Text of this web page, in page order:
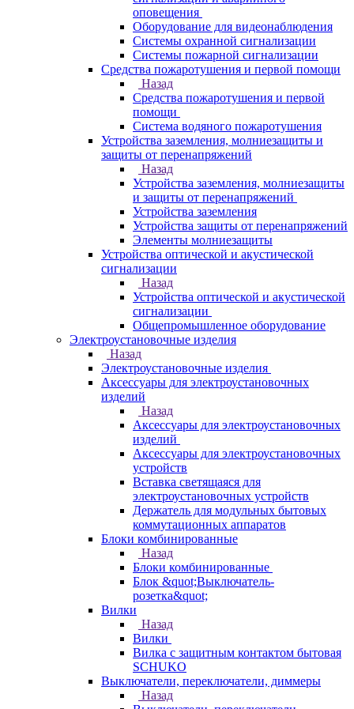
оповещения
Оборудование для видеонаблюдения
Системы охранной сигнализации
Системы пожарной сигнализации
Средства пожаротушения и первой помощи
Назад
Средства пожаротушения и первой
помощи
Система водяного пожаротушения
Устройства заземления, молниезащиты и
защиты от перенапряжений
Назад
Устройства заземления, молниезащиты
и защиты от перенапряжений
Устройства заземления
Устройства защиты от перенапряжений
Элементы молниезащиты
Устройства оптической и акустической
сигнализации
Назад
Устройства оптической и акустической
сигнализации
Общепромышленное оборудование
Электроустановочные изделия
Назад
Электроустановочные изделия
Аксессуары для электроустановочных
изделий
Назад
Аксессуары для электроустановочных
изделий
Аксессуары для электроустановочных
устройств
Вставка светящаяся для
электроустановочных устройств
Держатель для модульных бытовых
коммутационных аппаратов
Блоки комбинированные
Назад
Блоки комбинированные
Блок &quot;Выключатель-
розетка&quot;
Вилки
Назад
Вилки
Вилка с защитным контактом бытовая
SCHUKO
Выключатели, переключатели, диммеры
Назад